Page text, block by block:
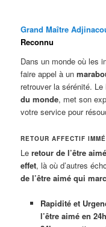
Grand Maître
Reconnu
Dans un monde où les
faire appel à un
retrouver la sérénité.
du monde, met son
votre service pour
RETOUR AFFECTIF
Leretour de l’être aimé
effet, là où d’autres
de l’être aimé qui
Rapidité et
l’être aimé en 24h